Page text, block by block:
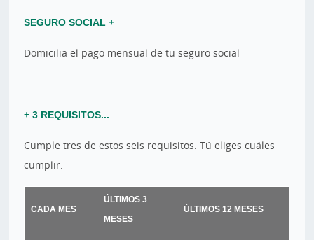
SEGURO SOCIAL +
Domicilia el pago mensual de tu seguro social
+ 3 REQUISITOS...
Cumple tres de estos seis requisitos. Tú eliges cuáles
cumplir.
CADA MES
ÚLTIMOS 3
MESES
ÚLTIMOS 12 MESES